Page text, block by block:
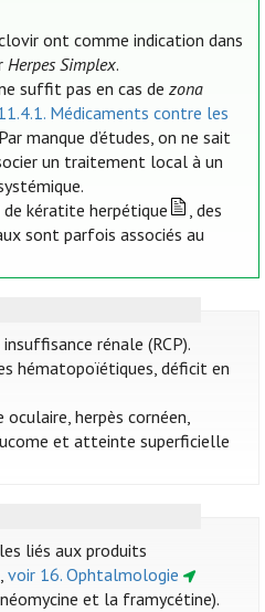
ont comme indication dans
Herpes Simplex.
suffit pas en cas dezona
Médicaments contre les
manque d’études, on ne sait
un traitement local à un
de kératite herpétique
, des
sont parfois associés au
rénale (RCP).
hématopoïétiques, déficit en
herpès cornéen,
et atteinte superficielle
liés aux produits
voir 16. Ophtalmologie
et la framycétine).